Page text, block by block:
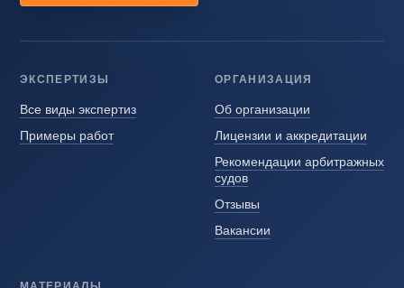
ЭКСПЕРТИЗЫ
Все виды экспертиз
Примеры работ
ОРГАНИЗАЦИЯ
Об организации
Лицензии и аккредитации
Рекомендации арбитражных
судов
Отзывы
Вакансии